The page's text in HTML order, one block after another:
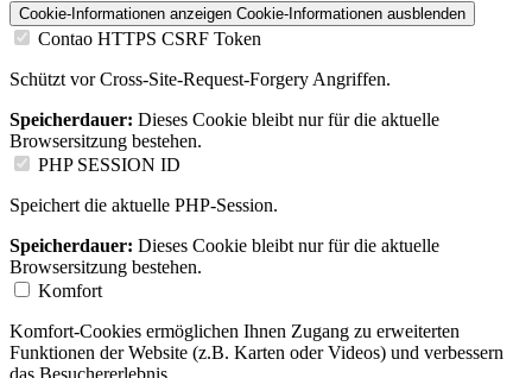
Cookie-Informationen anzeigen Cookie-Informationen ausblenden
Contao HTTPS CSRF Token
Schützt vor Cross-Site-Request-Forgery Angriffen.
Speicherdauer: Dieses Cookie bleibt nur für die aktuelle
Browsersitzung bestehen.
PHP SESSION ID
Speichert die aktuelle PHP-Session.
Speicherdauer: Dieses Cookie bleibt nur für die aktuelle
Browsersitzung bestehen.
Komfort
Komfort-Cookies ermöglichen Ihnen Zugang zu erweiterten
Funktionen der Website (z.B. Karten oder Videos) und verbessern